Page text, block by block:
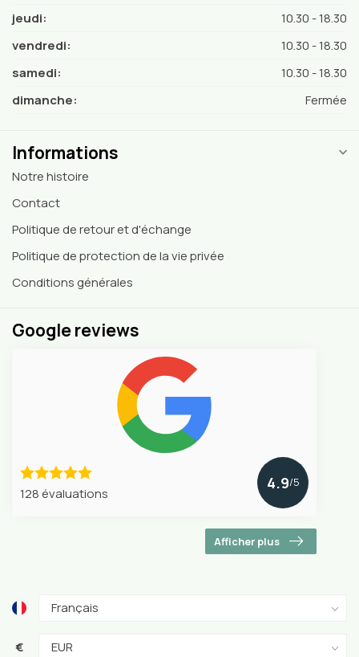
jeudi:
10.30 - 18.30
vendredi:
10.30 - 18.30
samedi:
10.30 - 18.30
dimanche:
Fermée
Informations
Notre histoire
Contact
Politique de retour et d'échange
Politique de protection de la vie privée
Conditions générales
Google reviews
128 évaluations
4.9/5
Afficher plus
€